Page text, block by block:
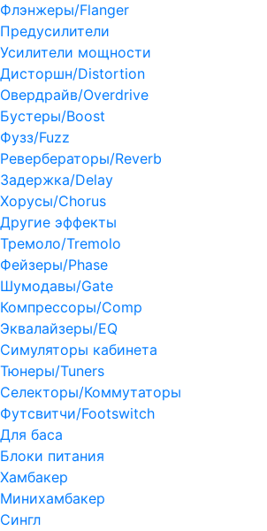
Флэнжеры/Flanger
Предусилители
Усилители мощности
Дисторшн/Distortion
Овердрайв/Overdrive
Бустеры/Boost
Фузз/Fuzz
Ревербераторы/Reverb
Задержка/Delay
Хорусы/Chorus
Другие эффекты
Тремоло/Tremolo
Фейзеры/Phase
Шумодавы/Gate
Компрессоры/Comp
Эквалайзеры/EQ
Симуляторы кабинета
Тюнеры/Tuners
Селекторы/Коммутаторы
Футсвитчи/Footswitch
Для баса
Блоки питания
Хамбакер
Минихамбакер
Сингл